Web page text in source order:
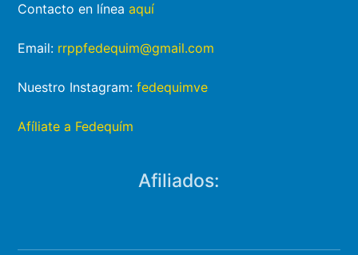
Contacto en líneaaquí
Email: rrppfedequim@gmail.com
Nuestro Instagram:fedequimve
Afíliate a Fedequím
Afiliados: